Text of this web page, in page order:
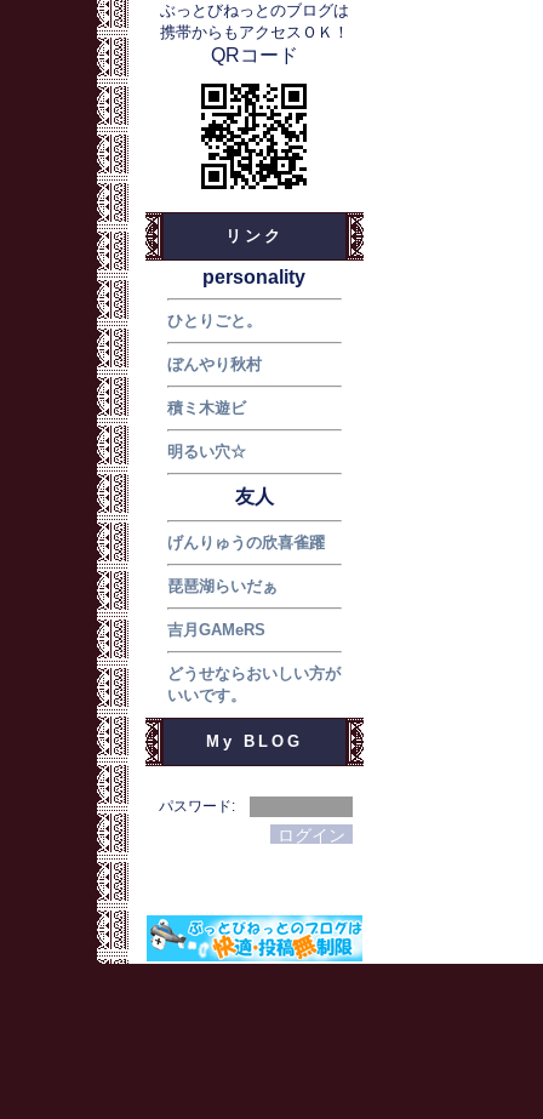
ぶっとびねっとのブログは
携帯からもアクセスＯＫ！
QRコード
リンク
personality
ひとりごと。
ぼんやり秋村
積ミ木遊ビ
明るい穴☆
友人
げんりゅうの欣喜雀躍
琵琶湖らいだぁ
吉月GAMeRS
どうせならおいしい方が
いいです。
My BLOG
パスワード: